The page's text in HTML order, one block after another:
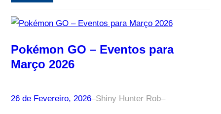
Pokémon GO – Eventos para
Março 2026
26 de Fevereiro, 2026–Shiny Hunter Rob–